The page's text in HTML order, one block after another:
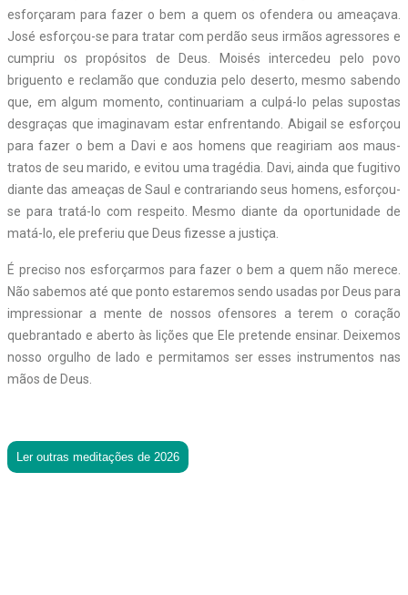
esforçaram para fazer o bem a quem os ofendera ou ameaçava.
José esforçou-se para tratar com perdão seus irmãos agressores e
cumpriu os propósitos de Deus. Moisés intercedeu pelo povo
briguento e reclamão que conduzia pelo deserto, mesmo sabendo
que, em algum momento, continuariam a culpá-lo pelas supostas
desgraças que imaginavam estar enfrentando. Abigail se esforçou
para fazer o bem a Davi e aos homens que reagiriam aos maus-
tratos de seu marido, e evitou uma tragédia. Davi, ainda que fugitivo
diante das ameaças de Saul e contrariando seus homens, esforçou-
se para tratá-lo com respeito. Mesmo diante da oportunidade de
matá-lo, ele preferiu que Deus fizesse a justiça.
É preciso nos esforçarmos para fazer o bem a quem não merece.
Não sabemos até que ponto estaremos sendo usadas por Deus para
impressionar a mente de nossos ofensores a terem o coração
quebrantado e aberto às lições que Ele pretende ensinar. Deixemos
nosso orgulho de lado e permitamos ser esses instrumentos nas
mãos de Deus.
Ler outras meditações de 2026